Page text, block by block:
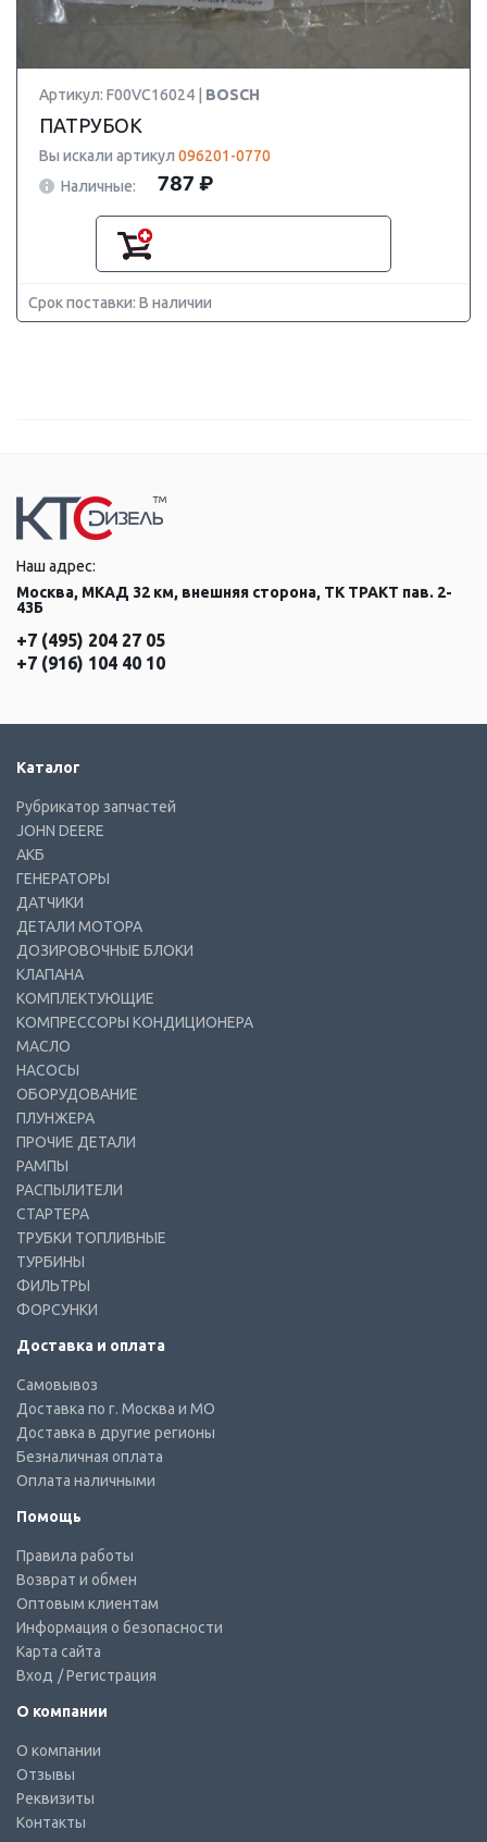
Артикул: F00VC16024 | BOSCH
ПАТРУБОК
Вы искали артикул 096201-0770
Наличные:
787 ₽
Срок поставки: В наличии
Наш адрес:
Москва, МКАД 32 км, внешняя сторона, ТК ТРАКТ пав. 2-
43Б
+7 (495) 204 27 05
+7 (916) 104 40 10
Каталог
Рубрикатор запчастей
JOHN DEERE
АКБ
ГЕНЕРАТОРЫ
ДАТЧИКИ
ДЕТАЛИ МОТОРА
ДОЗИРОВОЧНЫЕ БЛОКИ
КЛАПАНА
КОМПЛЕКТУЮЩИЕ
КОМПРЕССОРЫ КОНДИЦИОНЕРА
МАСЛО
НАСОСЫ
ОБОРУДОВАНИЕ
ПЛУНЖЕРА
ПРОЧИЕ ДЕТАЛИ
РАМПЫ
РАСПЫЛИТЕЛИ
СТАРТЕРА
ТРУБКИ ТОПЛИВНЫЕ
ТУРБИНЫ
ФИЛЬТРЫ
ФОРСУНКИ
Доставка и оплата
Самовывоз
Доставка по г. Москва и МО
Доставка в другие регионы
Безналичная оплата
Оплата наличными
Помощь
Правила работы
Возврат и обмен
Оптовым клиентам
Информация о безопасности
Карта сайта
Вход / Регистрация
О компании
О компании
Отзывы
Реквизиты
Контакты